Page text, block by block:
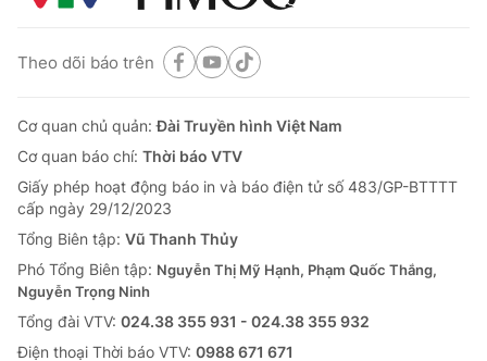
Theo dõi báo trên
Cơ quan chủ quản:Đài Truyền hình Việt Nam
Cơ quan báo chí: Thời báo VTV
Giấy phép hoạt động báo in và báo điện tử số 483/GP-BTTTT
cấp ngày 29/12/2023
Tổng Biên tập: Vũ Thanh Thủy
Phó Tổng Biên tập: Nguyễn Thị Mỹ Hạnh, Phạm Quốc Thắng,
Nguyễn Trọng Ninh
Tổng đài VTV: 024.38 355 931 - 024.38 355 932
Ðiện thoại Thời báo VTV: 0988 671 671